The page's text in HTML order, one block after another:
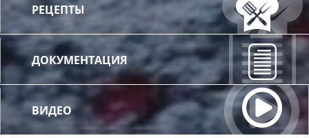
РЕЦЕПТЫ
ДОКУМЕНТАЦИЯ
ВИДЕО